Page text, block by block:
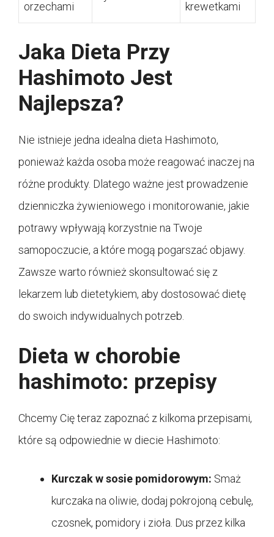
orzechami
krewetkami
Jaka Dieta Przy
Hashimoto Jest
Najlepsza?
Nie istnieje jedna idealna dieta Hashimoto,
ponieważ każda osoba może reagować inaczej na
różne produkty. Dlatego ważne jest prowadzenie
dzienniczka żywieniowego i monitorowanie, jakie
potrawy wpływają korzystnie na Twoje
samopoczucie, a które mogą pogarszać objawy.
Zawsze warto również skonsultować się z
lekarzem lub dietetykiem, aby dostosować dietę
do swoich indywidualnych potrzeb.
Dieta w chorobie
hashimoto: przepisy
Chcemy Cię teraz zapoznać z kilkoma przepisami,
które są odpowiednie w diecie Hashimoto:
Kurczak w sosie pomidorowym: Smaż
kurczaka na oliwie, dodaj pokrojoną cebulę,
czosnek, pomidory i zioła. Dus przez kilka